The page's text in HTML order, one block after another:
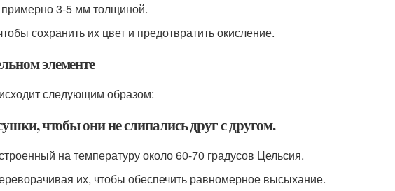
примерно 3-5 мм толщиной.
сохранить их цвет и предотвратить окисление.
элементе
следующим образом:
чтобы они не слипались друг с другом.
на температуру около 60-70 градусов Цельсия.
их, чтобы обеспечить равномерное высыхание.